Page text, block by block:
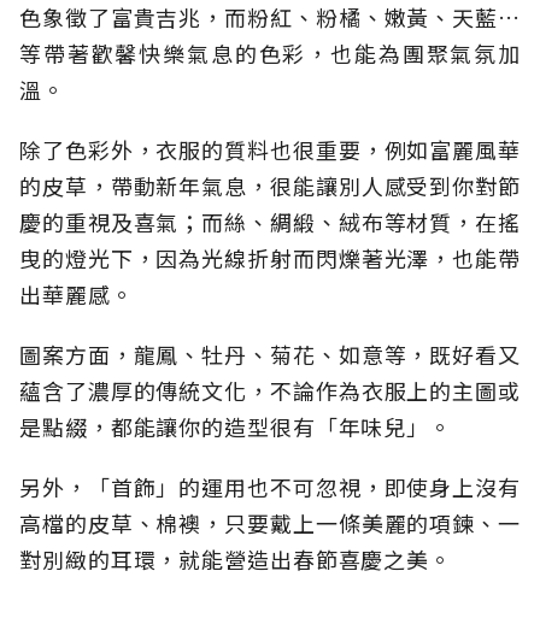
色象徵了富貴吉兆，而粉紅、粉橘、嫩黃、天藍…
等帶著歡馨快樂氣息的色彩，也能為團聚氣氛加
溫。
除了色彩外，衣服的質料也很重要，例如富麗風華
的皮草，帶動新年氣息，很能讓別人感受到你對節
慶的重視及喜氣；而絲、綢緞、絨布等材質，在搖
曳的燈光下，因為光線折射而閃爍著光澤，也能帶
出華麗感。
圖案方面，龍鳳、牡丹、菊花、如意等，既好看又
蘊含了濃厚的傳統文化，不論作為衣服上的主圖或
是點綴，都能讓你的造型很有「年味兒」。
另外，「首飾」的運用也不可忽視，即使身上沒有
高檔的皮草、棉襖，只要戴上一條美麗的項鍊、一
對別緻的耳環，就能營造出春節喜慶之美。